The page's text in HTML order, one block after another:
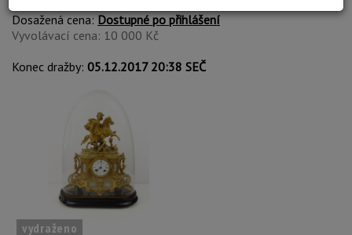
Dosažená cena:Dostupné po přihlášení
Vyvolávací cena: 10 000 Kč
Konec dražby: 05.12.2017 20:38 SEČ
vydraženo